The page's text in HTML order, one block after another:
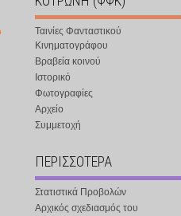
Ταινίες Φανταστικού
Κινηματογράφου
Βραβεία κοινού
Ιστορικό
Φωτογραφίες
Αρχείο
Συμμετοχή
ΠΕΡΙΣΣΟΤΕΡΑ
Στατιστικά Προβολών
Αρχικός σχεδιασμός του